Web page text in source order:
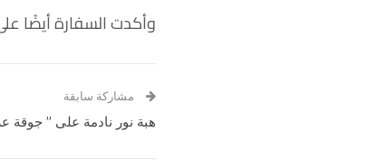
وأكدت السفارة أيضًا
مشاركة سابقة
هبة نور نادمة على ” جوقة